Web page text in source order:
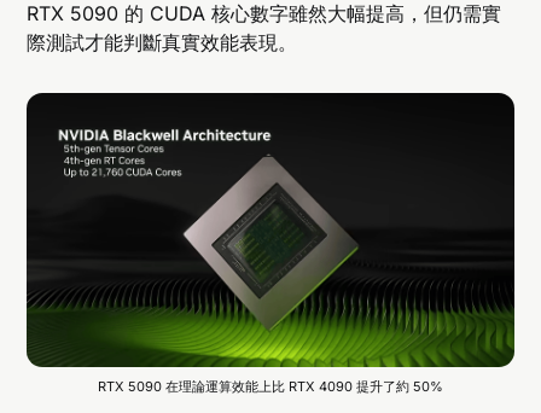
RTX 5090 的 CUDA 核心數字雖然大幅提高，但仍需實
際測試才能判斷真實效能表現。
RTX 5090 在理論運算效能上比 RTX 4090 提升了約 50%